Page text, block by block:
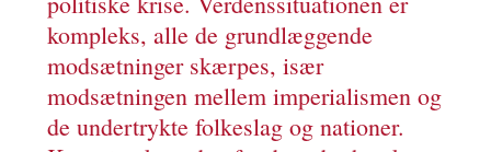
kompleks, alle de grundlæggende
modsætninger skærpes, især
modsætningen mellem imperialismen og
de undertrykte folkeslag og nationer.